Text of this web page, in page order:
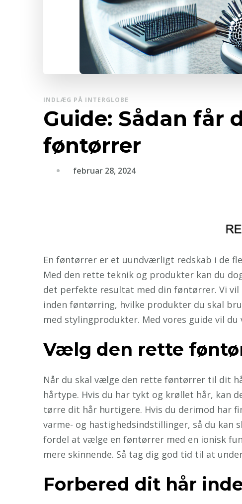
INDLÆG PÅ INTERGLOBE
Guide: Sådan får
føntørrer
februar 28, 2024
En føntørrer er et uundværligt redskab i de
Med den rette teknik og produkter kan du
det perfekte resultat med din føntørrer. Vi
inden føntørring, hvilke produkter du skal
med stylingprodukter. Med vores guide vil
Vælg den rette
Når du skal vælge den rette føntørrer til dit
hårtype. Hvis du har tykt og krøllet hår, kan
tørre dit hår hurtigere. Hvis du derimod har
varme- og hastighedsindstillinger, så du kan
fordel at vælge en føntørrer med en ionisk
mere skinnende. Så tag dig god tid til at
Forbered dit hår